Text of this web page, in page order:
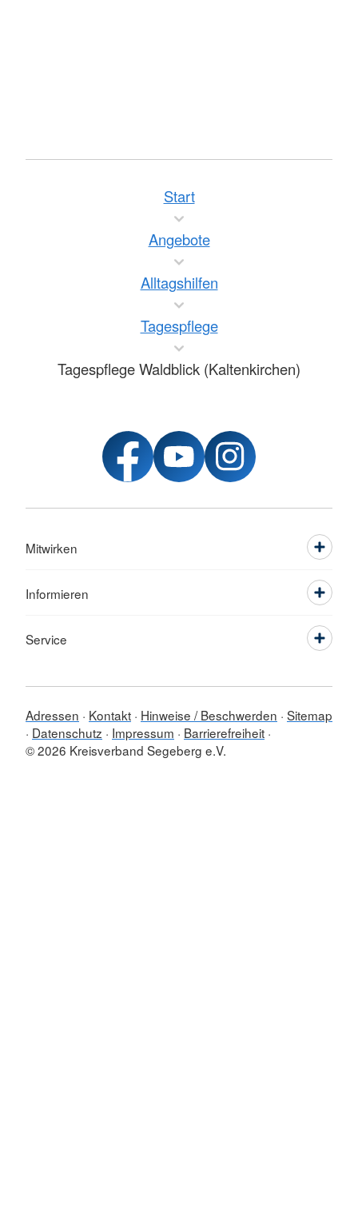
Start
Angebote
Alltagshilfen
Tagespflege
Tagespflege Waldblick (Kaltenkirchen)
Mitwirken
Informieren
Service
Adressen Kontakt Hinweise / Beschwerden Sitemap
Datenschutz
Impressum
Barrierefreiheit
© 2026 Kreisverband Segeberg e.V.